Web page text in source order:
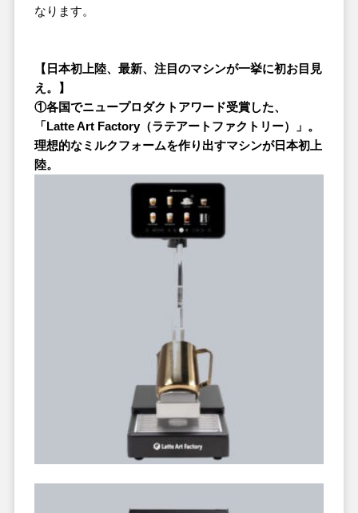
なります。
【日本初上陸、最新、注目のマシンが一挙に初お目見
え。】
①各国でニュープロダクトアワード受賞した、
「Latte Art Factory（ラテアートファクトリー）」。
理想的なミルクフォームを作り出すマシンが日本初上
陸。